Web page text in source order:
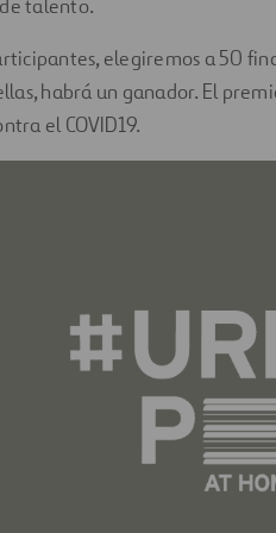
talento.
elegiremos a 50
habrá un ganador. El
el COVID19.